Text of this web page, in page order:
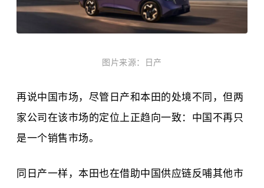
图片来源：日产
再说中国市场，尽管日产和本田的处境不同，但两
家公司在该市场的定位上正趋向一致：中国不再只
是一个销售市场。
同日产一样，本田也在借助中国供应链反哺其他市